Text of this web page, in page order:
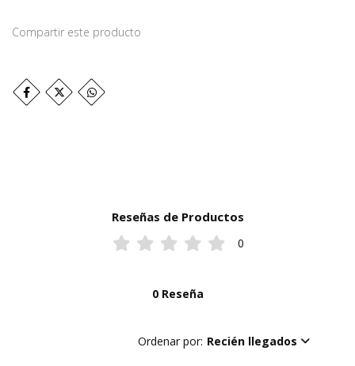
Compartir este producto
Reseñas de Productos
0
0 Reseña
Ordenar por: Recién llegados